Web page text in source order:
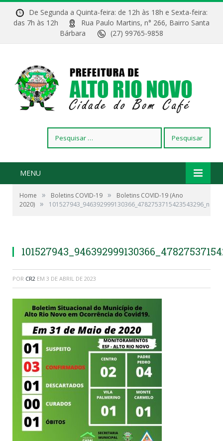
De Segunda a Quinta-feira: de 12h às 18h e Sexta-feira:
das 7h às 12h
Rua Paulo Martins, n° 266, Bairro Santa
Bárbara
(27) 99765-9858
por:
MENU
Home » Boletins COVID-19 »
Boletins COVID-19 (Ano
2020) » 101527943_946392999130366_4782753715423543296_n
POR CR2 EM 3 DE ABRIL DE 2023